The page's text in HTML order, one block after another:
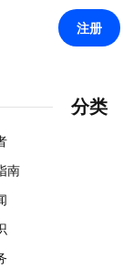
注册
分类
南